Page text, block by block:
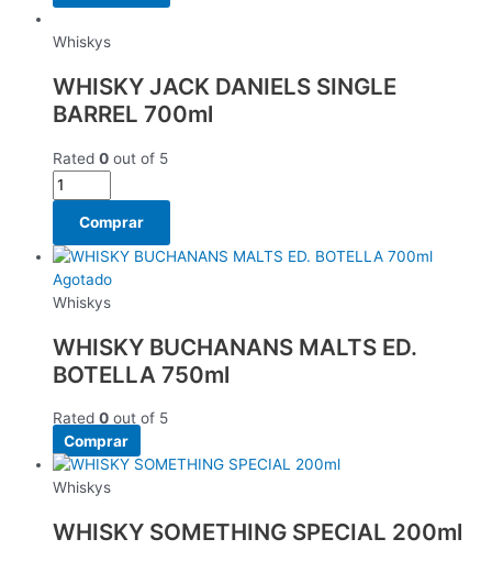
Whiskys
WHISKY JACK DANIELS SINGLE
BARREL 700ml
Rated 0 out of 5
Comprar
Agotado
Whiskys
WHISKY BUCHANANS MALTS ED.
BOTELLA 750ml
Rated 0 out of 5
Comprar
Whiskys
WHISKY SOMETHING SPECIAL 200ml